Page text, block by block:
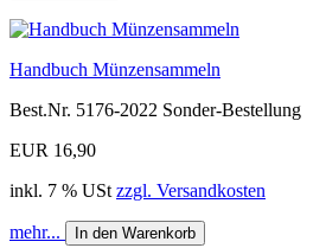
Handbuch Münzensammeln
Best.Nr. 5176-2022 Sonder-Bestellung
EUR 16,90
inkl. 7 % USt zzgl. Versandkosten
mehr... In den Warenkorb